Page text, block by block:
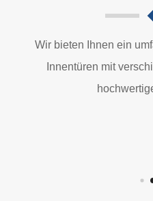
Wir bieten Ihnen ein
Innentüren mit
I
e
n
ü